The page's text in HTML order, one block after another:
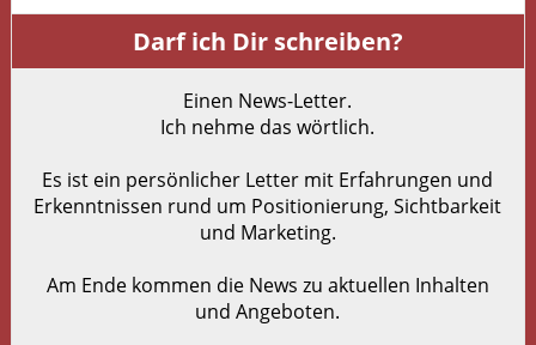
Darf ich Dir schreiben?
Einen News-Letter.
Ich nehme das wörtlich.
Es ist ein persönlicher Letter mit Erfahrungen und
Erkenntnissen rund um Positionierung, Sichtbarkeit
und Marketing.
Am Ende kommen die News zu aktuellen Inhalten
und Angeboten.